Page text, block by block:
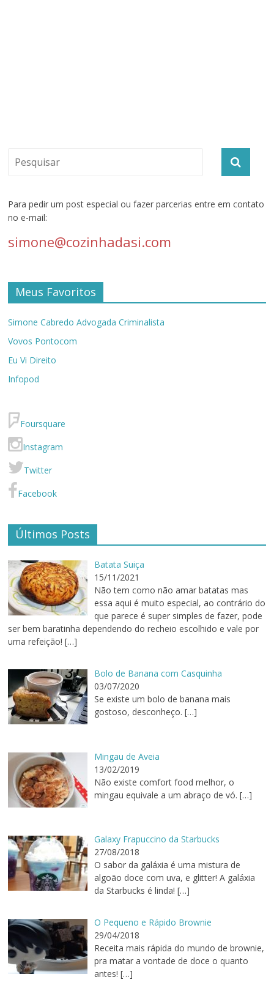
Para pedir um post especial ou fazer parcerias entre em contato
no e-mail:
simone@cozinhadasi.com
Meus Favoritos
Simone Cabredo Advogada Criminalista
Vovos Pontocom
Eu Vi Direito
Infopod
Foursquare
Instagram
Twitter
Facebook
Últimos Posts
Batata Suiça
15/11/2021
Não tem como não amar batatas mas
essa aqui é muito especial, ao contrário do
que parece é super simples de fazer, pode
ser bem baratinha dependendo do recheio escolhido e vale por
uma refeição! […]
Bolo de Banana com Casquinha
03/07/2020
Se existe um bolo de banana mais
gostoso, desconheço. […]
Mingau de Aveia
13/02/2019
Não existe comfort food melhor, o
mingau equivale a um abraço de vó. […]
Galaxy Frapuccino da Starbucks
27/08/2018
O sabor da galáxia é uma mistura de
algoão doce com uva, e glitter! A galáxia
da Starbucks é linda! […]
O Pequeno e Rápido Brownie
29/04/2018
Receita mais rápida do mundo de brownie,
pra matar a vontade de doce o quanto
antes! […]